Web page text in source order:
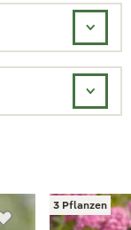
3 Pflanzen